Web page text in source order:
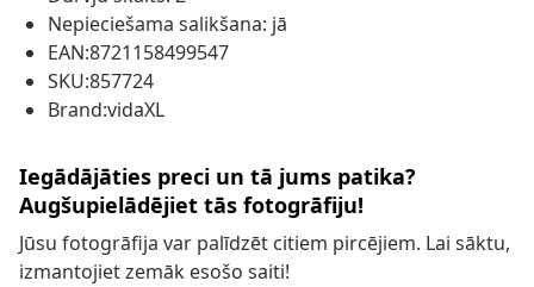
Nepieciešama salikšana: jā
EAN:8721158499547
SKU:857724
Brand:vidaXL
Iegādājāties preci un tā jums patika?
Augšupielādējiet tās fotogrāfiju!
Jūsu fotogrāfija var palīdzēt citiem pircējiem. Lai sāktu,
izmantojiet zemāk esošo saiti!